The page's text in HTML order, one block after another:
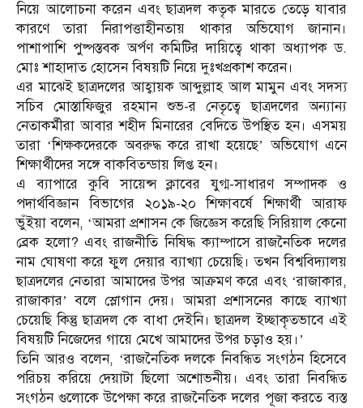
নিয়ে আলোচনা করেন এবং ছাত্রদল কতৃক মারতে তেড়ে যাবার
কারণে তারা নিরাপত্তাহীনতায় থাকার অভিযোগ জানান।
পাশাপাশি পুষ্পস্তবক অর্পণ কমিটির দায়িত্বে থাকা অধ্যাপক ড.
মোঃ শাহাদাত হোসেন বিষয়টি নিয়ে দুঃখপ্রকাশ করেন।
এর মাঝেই ছাত্রদলের আহ্বায়ক আব্দুল্লাহ আল মামুন এবং সদস্য
সচিব মোস্তাফিজুর রহমান শুভ-র নেতৃত্বে ছাত্রদলের অন্যান্য
নেতাকর্মীরা আবার শহীদ মিনারের বেদিতে উপস্থিত হন। এসময়
তারা ‘শিক্ষকদেরকে অবরুদ্ধ করে রাখা হয়েছে’ অভিযোগ এনে
শিক্ষার্থীদের সঙ্গে বাকবিতন্ডায় লিপ্ত হন।
এ ব্যাপারে কুবি সায়েন্স ক্লাবের যুগ্ম-সাধারণ সম্পাদক ও
পদার্থবিজ্ঞান বিভাগের ২০১৯-২০ শিক্ষাবর্ষে শিক্ষার্থী আরাফ
ভুঁইয়া বলেন, ‘আমরা প্রশাসন কে জিজ্ঞেস করেছি সিরিয়াল কেনো
ব্রেক হলো? এবং রাজনীতি নিষিদ্ধ ক্যাম্পাসে রাজনৈতিক দলের
নাম ঘোষণা করে ফুল দেয়ার ব্যাখ্যা চেয়েছি। তখন বিশ্ববিদ্যালয়
ছাত্রদলের নেতারা আমাদের উপর আক্রমণ করে এবং ‘রাজাকার,
রাজাকার’ বলে স্লোগান দেয়। আমরা প্রশাসনের কাছে ব্যাখ্যা
চেয়েছি কিন্তু ছাত্রদল কে বাধা দেইনি। ছাত্রদল ইচ্ছাকৃতভাবে এই
বিষয়টি নিজেদের গায়ে মেখে আমাদের উপর চড়াও হয়।’
তিনি আরও বলেন, ‘রাজনৈতিক দলকে নিবন্ধিত সংগঠন হিসেবে
পরিচয় করিয়ে দেয়াটা ছিলো অশোভনীয়। এবং তারা নিবন্ধিত
সংগঠন গুলোকে উপেক্ষা করে রাজনৈতিক দলের পূজা করতে ব্যস্ত